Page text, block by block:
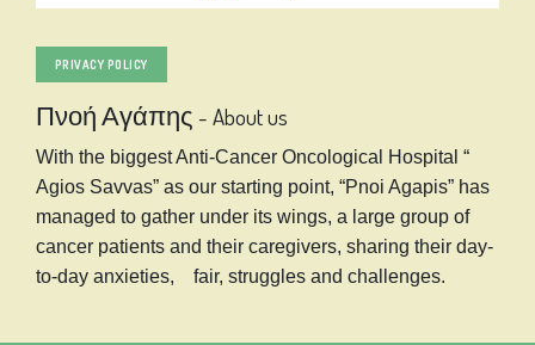
PRIVACY POLICY
Πνοή Αγάπης - About us
With the biggest Anti-Cancer Oncological Hospital “
Agios Savvas” as our starting point, “Pnoi Agapis” has
managed to gather under its wings, a large group of
cancer patients and their caregivers, sharing their day-
to-day anxieties, fair, struggles and challenges.